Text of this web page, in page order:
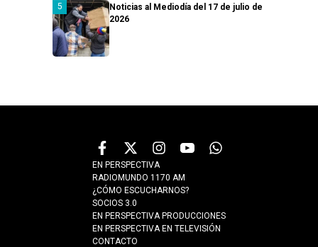
Noticias al Mediodía del 17 de julio de
2026
EN PERSPECTIVA
RADIOMUNDO 1170 AM
¿CÓMO ESCUCHARNOS?
SOCIOS 3.0
EN PERSPECTIVA PRODUCCIONES
EN PERSPECTIVA EN TELEVISIÓN
CONTACTO